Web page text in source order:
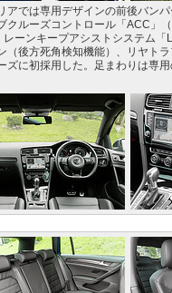
アでは専用デザインの前後バン
クルーズコントロール「ACC」
レーンキープアシストシステム
（後方死角検知機能）、リヤト
ズに初採用した。足まわりは専